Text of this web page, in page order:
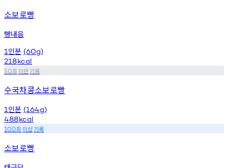
소보로빵
빵내음
1 인분 (60g)
218kcal
50회 미만기록
수국차콩소보로빵
1 인분 (164g)
488kcal
100회 이상기록
소보로빵